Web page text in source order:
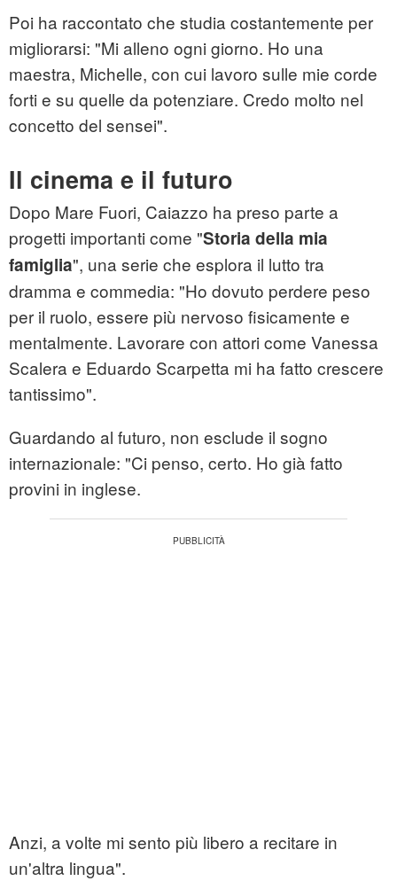
Poi ha raccontato che studia costantemente per
migliorarsi: "Mi alleno ogni giorno. Ho una
maestra, Michelle, con cui lavoro sulle mie corde
forti e su quelle da potenziare. Credo molto nel
concetto del sensei".
Il cinema e il futuro
Dopo Mare Fuori, Caiazzo ha preso parte a
progetti importanti come "Storia della mia
famiglia", una serie che esplora il lutto tra
dramma e commedia: "Ho dovuto perdere peso
per il ruolo, essere più nervoso fisicamente e
mentalmente. Lavorare con attori come Vanessa
Scalera e Eduardo Scarpetta mi ha fatto crescere
tantissimo".
Guardando al futuro, non esclude il sogno
internazionale: "Ci penso, certo. Ho già fatto
provini in inglese.
Anzi, a volte mi sento più libero a recitare in
un'altra lingua".